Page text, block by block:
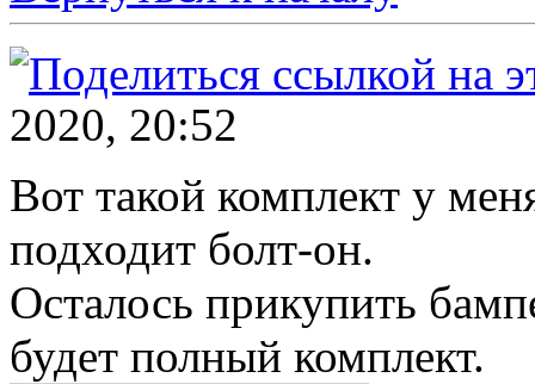
2020, 20:52
Вот такой комплект у
подходит болт-он.
Осталось прикупить
будет полный комплект.